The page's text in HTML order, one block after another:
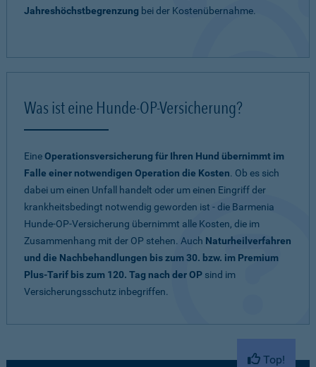
Jahreshöchstbegrenzung bei der Kostenübernahme.
Was ist eine Hunde-OP-Versicherung?
EineOperationsversicherung für Ihren Hund übernimmt im
Falle einer notwendigen Operation die Kosten. Ob es sich
dabei um einen Unfall handelt oder um einen Eingriff der
krankheitsbedingt notwendig geworden ist - die Barmenia
Hunde-OP-Versicherung übernimmt alle Kosten, die im
Zusammenhang mit der OP stehen. Auch Naturheilverfahren
und die Nachbehandlungen bis zum 30. bzw. im Premium
Plus-Tarif bis zum 120. Tag nach der OP sind im
Versicherungsschutz inbegriffen.
Top!